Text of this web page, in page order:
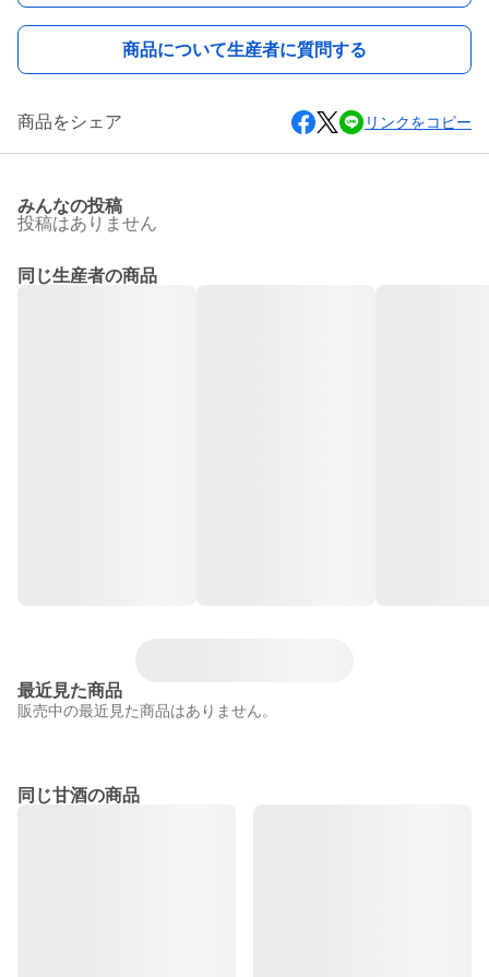
商品について生産者に質問する
商品をシェア リンクをコピー
みんなの投稿
投稿はありません
同じ生産者の商品
最近見た商品
販売中の最近見た商品はありません。
同じ甘酒の商品